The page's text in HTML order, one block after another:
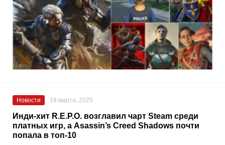
Новости 18 марта, 2025
Инди-хит R.E.P.O. возглавил чарт Steam среди
платных игр, а Asassin’s Creed Shadows почти
попала в топ-10